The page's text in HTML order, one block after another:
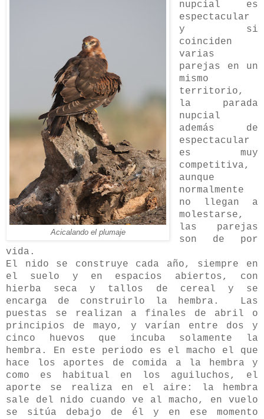
Acicalando el plumaje
nupcial es
espectacular
y si
coinciden
varias
parejas en un
mismo
territorio,
la parada
nupcial
además de
espectacular
es muy
competitiva,
aunque
normalmente
no llegan a
molestarse,
las parejas
son de por
vida.
El nido se construye cada año, siempre en
el suelo y en espacios abiertos, con
hierba seca y tallos de cereal y se
encarga de construirlo la hembra. Las
puestas se realizan a finales de abril o
principios de mayo, y varían entre dos y
cinco huevos que incuba solamente la
hembra. En este periodo es el macho el que
hace los aportes de comida a la hembra y
como es habitual en los aguiluchos, el
aporte se realiza en el aire: la hembra
sale del nido cuando ve al macho, en vuelo
se sitúa debajo de él y en ese momento